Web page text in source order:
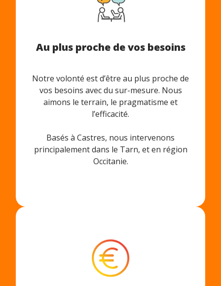
Au plus proche de vos besoins
Notre volonté est d’être au plus proche de
vos besoins avec du sur-mesure. Nous
aimons le terrain, le pragmatisme et
l’efficacité.
Basés à Castres, nous intervenons
principalement dans le Tarn, et en région
Occitanie.